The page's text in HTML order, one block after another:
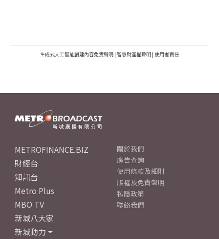
生成式人工智能創建內容免責聲明 | 智慧財產權聲明 | 使用者責任
METROFINANCE.BIZ
財經台
知訊台
Metro Plus
MBO TV
新城八大家
新城動力
關於我們
廣告查詢
使用條款及細則
版權及免責聲明
私隱政策
聯絡我們